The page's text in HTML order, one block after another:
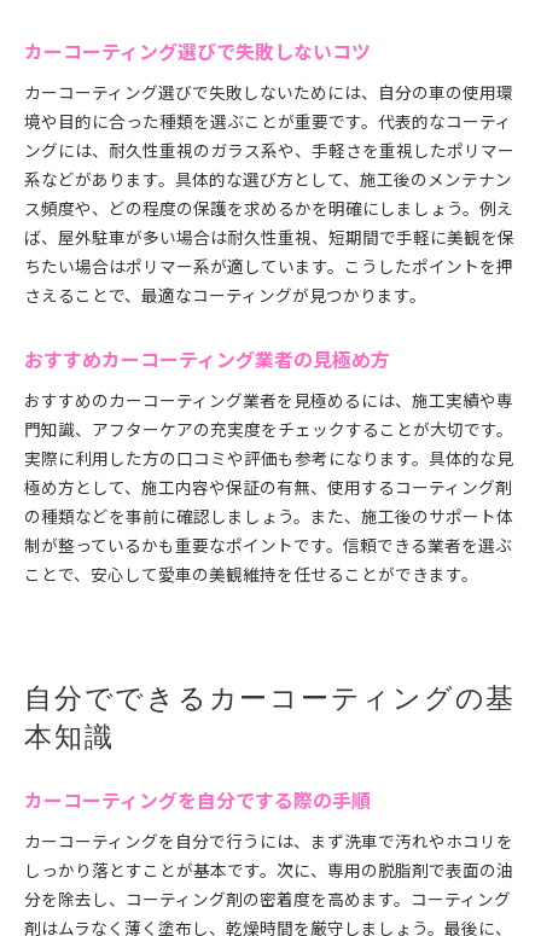
カーコーティング後に避けるべき行動
専門家が教えるカーコーティングメンテ術
カーコーティングで快適なカーライフを実現しよう
カーコーティングで得られる快適体験とは
車コーティングを活かす日常メンテナンス
愛車の美観と快適性を両立させる方法
カーコーティングで車内外の清潔感アップ
カーコーティングの満足度を高める秘訣
カーコーティング選びで失敗しないコツ
カーコーティング選びで失敗しないためには、自分の車の使用環
境や目的に合った種類を選ぶことが重要です。代表的なコーティ
ングには、耐久性重視のガラス系や、手軽さを重視したポリマー
系などがあります。具体的な選び方として、施工後のメンテナン
ス頻度や、どの程度の保護を求めるかを明確にしましょう。例え
ば、屋外駐車が多い場合は耐久性重視、短期間で手軽に美観を保
ちたい場合はポリマー系が適しています。こうしたポイントを押
さえることで、最適なコーティングが見つかります。
おすすめカーコーティング業者の見極め方
おすすめのカーコーティング業者を見極めるには、施工実績や専
門知識、アフターケアの充実度をチェックすることが大切です。
実際に利用した方の口コミや評価も参考になります。具体的な見
極め方として、施工内容や保証の有無、使用するコーティング剤
の種類などを事前に確認しましょう。また、施工後のサポート体
制が整っているかも重要なポイントです。信頼できる業者を選ぶ
ことで、安心して愛車の美観維持を任せることができます。
自分でできるカーコーティングの基
本知識
カーコーティングを自分でする際の手順
カーコーティングを自分で行うには、まず洗車で汚れやホコリを
しっかり落とすことが基本です。次に、専用の脱脂剤で表面の油
分を除去し、コーティング剤の密着度を高めます。コーティング
剤はムラなく薄く塗布し、乾燥時間を厳守しましょう。最後に、